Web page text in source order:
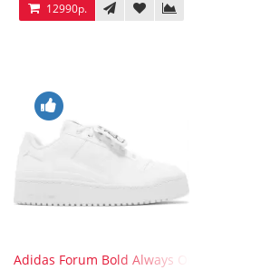
12990р.
Adidas Forum Bold Always Original